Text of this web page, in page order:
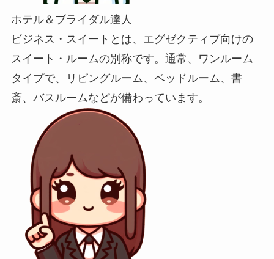
ホテル＆ブライダル達人
ビジネス・スイートとは、エグゼクティブ向けの
スイート・ルームの別称です。通常、ワンルーム
タイプで、リビングルーム、ベッドルーム、書
斎、バスルームなどが備わっています。